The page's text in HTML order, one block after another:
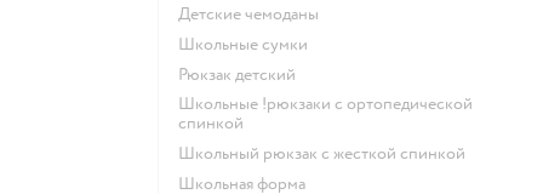
Детские чемоданы
Школьные сумки
Рюкзак детский
Школьные !рюкзаки с ортопедической
спинкой
Школьный рюкзак с жесткой спинкой
Школьная форма